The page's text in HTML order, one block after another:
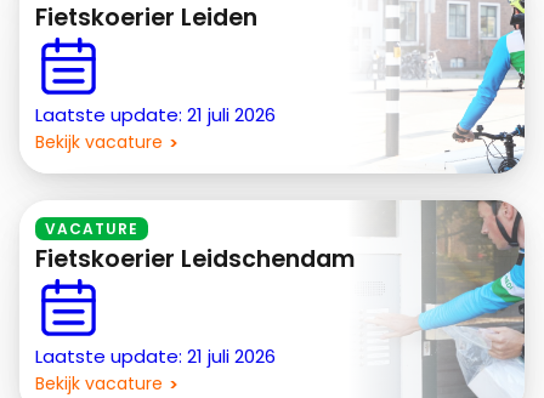
Fietskoerier Leiden
Laatste update: 21 juli 2026
Bekijk vacature
VACATURE
Fietskoerier Leidschendam
Laatste update: 21 juli 2026
Bekijk vacature